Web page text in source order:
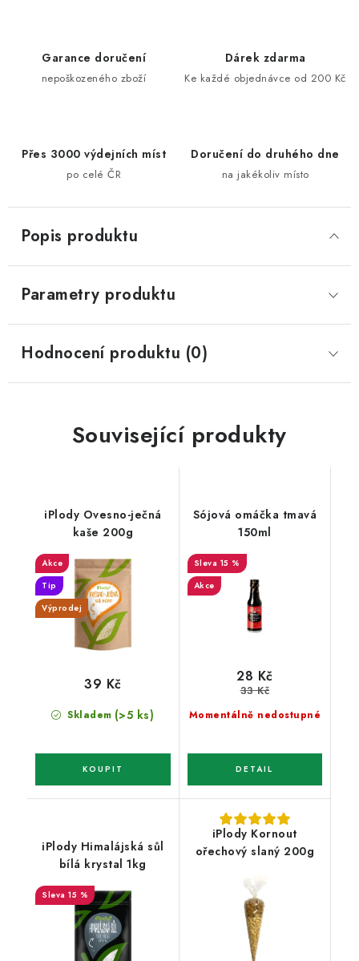
Garance doručení
nepoškozeného zboží
Dárek zdarma
Ke každé objednávce od 200 Kč
Přes 3000 výdejních míst
po celé ČR
Doručení do druhého dne
na jakékoliv místo
Popis produktu
Parametry produktu
Hodnocení produktu (0)
Související produkty
iPlody Ovesno-ječná
kaše 200g
Akce
Tip
Výprodej
Skladem (>5 ks)
39 Kč
Sójová omáčka tmavá
150ml
15 %
Akce
Momentálně nedostupné
28 Kč
33 Kč
iPlody Himalájská sůl
bílá krystal 1kg
15 %
iPlody Kornout
ořechový slaný 200g